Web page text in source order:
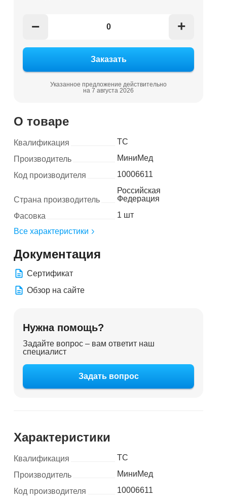
− +
Указанное предложение действительно
на 7 августа 2026
О товаре
Квалификация
ТС
Производитель
МиниМед
Код производителя
10006611
Страна производитель
Российская
Федерация
Фасовка
1 шт
Все характеристики
Документация
Сертификат
Обзор на сайте
Нужна помощь?
Задайте вопрос – вам ответит наш
специалист
Задать вопрос
Характеристики
Квалификация
ТС
Производитель
МиниМед
Код производителя
10006611